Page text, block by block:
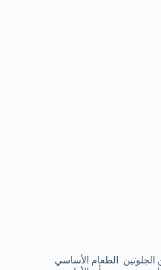
الجلوتين الطعام الأساسي